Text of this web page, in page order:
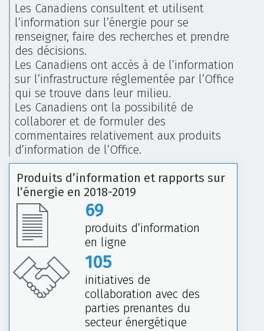
Les Canadiens consultent et utilisent
l’information sur l’énergie pour se
renseigner, faire des recherches et prendre
des décisions.
Les Canadiens ont accès à de l’information
sur l’infrastructure réglementée par l’Office
qui se trouve dans leur milieu.
Les Canadiens ont la possibilité de
collaborer et de formuler des
commentaires relativement aux produits
d’information de l’Office.
Produits d’information et rapports sur
l’énergie en 2018-2019
69
produits d’information
en ligne
105
initiatives de
collaboration avec des
parties prenantes du
secteur énergétique